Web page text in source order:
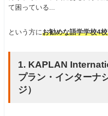
て困っている...
という方にお勧めな語学学校4
1. KAPLAN
プラン・インターナ
ジ）